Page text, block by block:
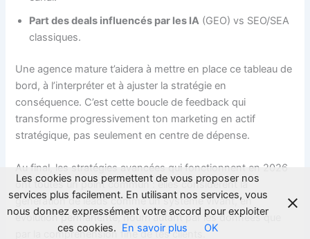
Part des deals influencés par les IA (GEO) vs SEO/SEA
classiques.
Une agence mature t’aidera à mettre en place ce tableau de
bord, à l’interpréter et à ajuster la stratégie en
conséquence. C’est cette boucle de feedback qui
transforme progressivement ton marketing en actif
stratégique, pas seulement en centre de dépense.
Au final, les stratégies avancées qui fonctionnent en 2026
ont toutes un point commun : elles considèrent la
génération de leads comme un système vivant, en
évolution permanente, nourri autant par les données que
par la compréhension fine de tes clients.
Les cookies nous permettent de vous proposer nos
services plus facilement. En utilisant nos services, vous
nous donnez expressément votre accord pour exploiter
ces cookies. En savoir plus OK